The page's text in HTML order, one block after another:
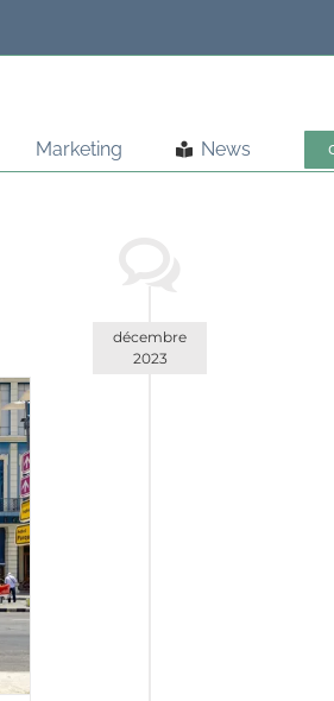
Marketing News
décembre
2023